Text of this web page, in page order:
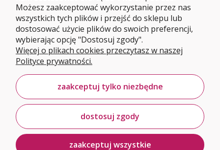
Możesz zaakceptować wykorzystanie przez nas
wszystkich tych plików i przejść do sklepu lub
dostosować użycie plików do swoich preferencji,
wybierając opcję "Dostosuj zgody".
Więcej o plikach cookies przeczytasz w naszej
Polityce prywatności.
zaakceptuj tylko niezbędne
dostosuj zgody
zaakceptuj wszystkie